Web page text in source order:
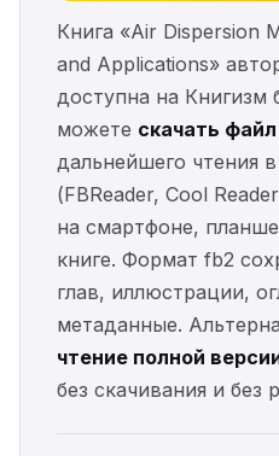
Книга «Air Dispersion
and Applications»
доступна на Книгизм
можете скачать
дальнейшего чтения
(FBReader, Cool
на смартфоне,
книге. Формат fb2
глав, иллюстрации,
метаданные.
чтение полной
без скачивания и без